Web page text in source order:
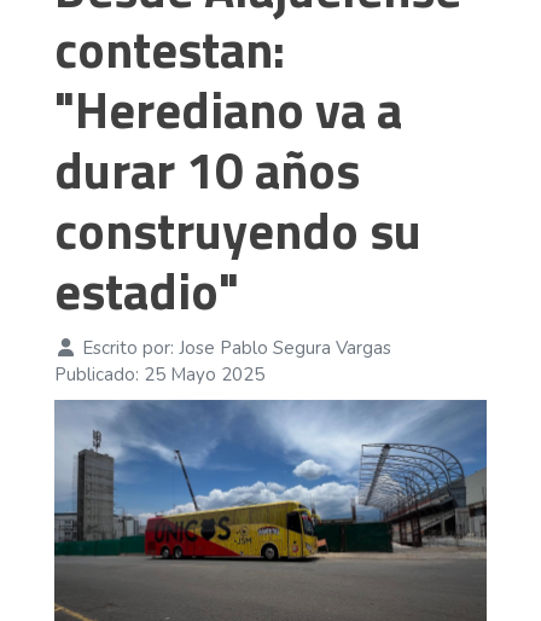
contestan:
"Herediano va a
durar 10 años
construyendo su
estadio"
Escrito por: Jose Pablo Segura Vargas
Publicado: 25 Mayo 2025